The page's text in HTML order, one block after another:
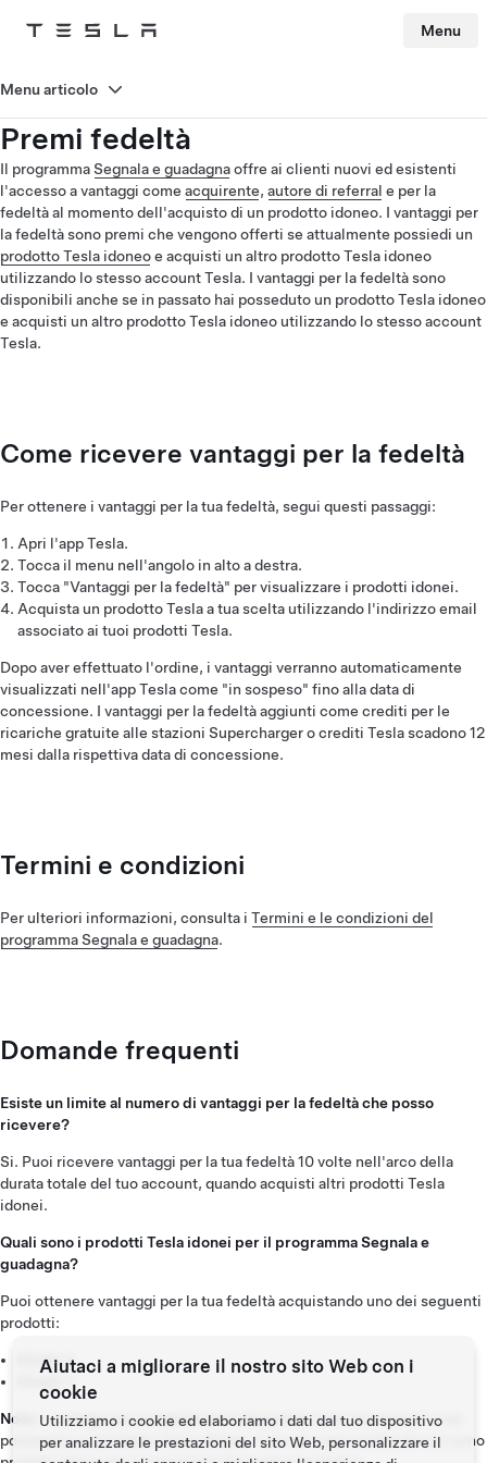
Tesla Menu
Premi fedeltà
Il programmaSegnala e guadagnaoffre ai clienti nuovi ed esistenti
l'accesso a vantaggi come acquirente, autore di referral e per la
fedeltà al momento dell'acquisto di un prodotto idoneo. I vantaggi per
la fedeltà sono premi che vengono offerti se attualmente possiedi un
prodotto Tesla idoneoe acquisti un altro prodotto Tesla idoneo
utilizzando lo stesso account Tesla. I vantaggi per la fedeltà sono
disponibili anche se in passato hai posseduto un prodotto Tesla idoneo
e acquisti un altro prodotto Tesla idoneo utilizzando lo stesso account
Tesla.
Come ricevere vantaggi per la fedeltà
Per ottenere i vantaggi per la tua fedeltà, segui questi passaggi:
Apri l'app Tesla.
Tocca il menu nell'angolo in alto a destra.
Tocca "Vantaggi per la fedeltà" per visualizzare i prodotti idonei.
Acquista un prodotto Tesla a tua scelta utilizzando l'indirizzo email
associato ai tuoi prodotti Tesla.
Dopo aver effettuato l'ordine, i vantaggi verranno automaticamente
visualizzati nell'app Tesla come "in sospeso" fino alla data di
concessione. I vantaggi per la fedeltà aggiunti come crediti per le
ricariche gratuite alle stazioni Supercharger o crediti Tesla scadono 12
mesi dalla rispettiva data di concessione.
Termini e condizioni
Per ulteriori informazioni, consulta i Termini e le condizioni del
programma Segnala e guadagna.
Domande frequenti
Esiste un limite al numero di vantaggi per la fedeltà che posso
ricevere?
Si. Puoi ricevere vantaggi per la tua fedeltà 10 volte nell'arco della
durata totale del tuo account, quando acquisti altri prodotti Tesla
idonei.
Quali sono i prodotti Tesla idonei per il programma Segnala e
guadagna?
Puoi ottenere vantaggi per la tua fedeltà acquistando uno dei seguenti
prodotti:
Model 3
Model Y
Nota:
i vantaggi per la fedeltà sono disponibili solo se possiedi o hai
posseduto un prodotto Tesla idoneo. I veicoli usati certificati non sono
Menu articolo
Aiutaci a migliorare il nostro sito Web con i
cookie
Utilizziamo i cookie ed elaboriamo i dati dal tuo dispositivo
per analizzare le prestazioni del sito Web, personalizzare il